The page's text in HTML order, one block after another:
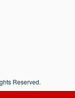
Reserved.